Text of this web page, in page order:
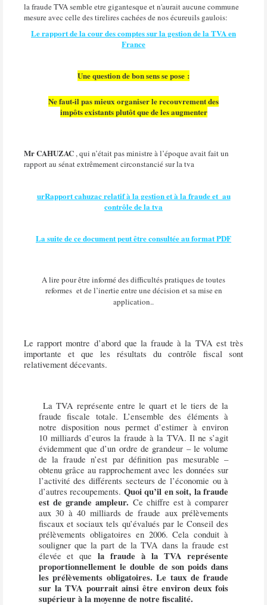
la fraude TVA semble etre gigantesque et n'aurait aucune commune
mesure avec celle des tirelires cachées de nos écureuils gaulois:
Le rapport de la cour des comptes sur la gestion de la TVA en
France
Une question de bon sens se pose :
Ne faut-il pas mieux organiser le recouvrement des
impôts existants plutôt que de les augmenter
Mr CAHUZAC, qui n’était pas ministre à l’époque avait fait un
rapport au sénat extrêmement circonstancié sur la tva
urRapport cahuzac relatif à la gestion et à la fraude et au
contrôle de la tva
La suite de ce document peut être consultée au format PDF
A lire pour être informé des difficultés pratiques de toutes
reformes et de l’inertie entre une décision et sa mise en
application..
Le rapport montre d’abord que la fraude à la TVA est très
importante et que les résultats du contrôle fiscal sont
relativement décevants.
La TVA représente entre le quart et le tiers de la
fraude fiscale totale. L’ensemble des éléments à
notre disposition nous permet d’estimer à environ
10 milliards d’euros la fraude à la TVA. Il ne s’agit
évidemment que d’un ordre de grandeur – le volume
de la fraude n’est par définition pas mesurable –
obtenu grâce au rapprochement avec les données sur
l’activité des différents secteurs de l’économie ou à
d’autres recoupements. Quoi qu’il en soit, la fraude
est de grande ampleur. Ce chiffre est à comparer
aux 30 à 40 milliards de fraude aux prélèvements
fiscaux et sociaux tels qu’évalués par le Conseil des
prélèvements obligatoires en 2006. Cela conduit à
souligner que la part de la TVA dans la fraude est
élevée et que la fraude à la TVA représente
proportionnellement le double de son poids dans
les prélèvements obligatoires. Le taux de fraude
sur la TVA pourrait ainsi être environ deux fois
supérieur à la moyenne de notre fiscalité.